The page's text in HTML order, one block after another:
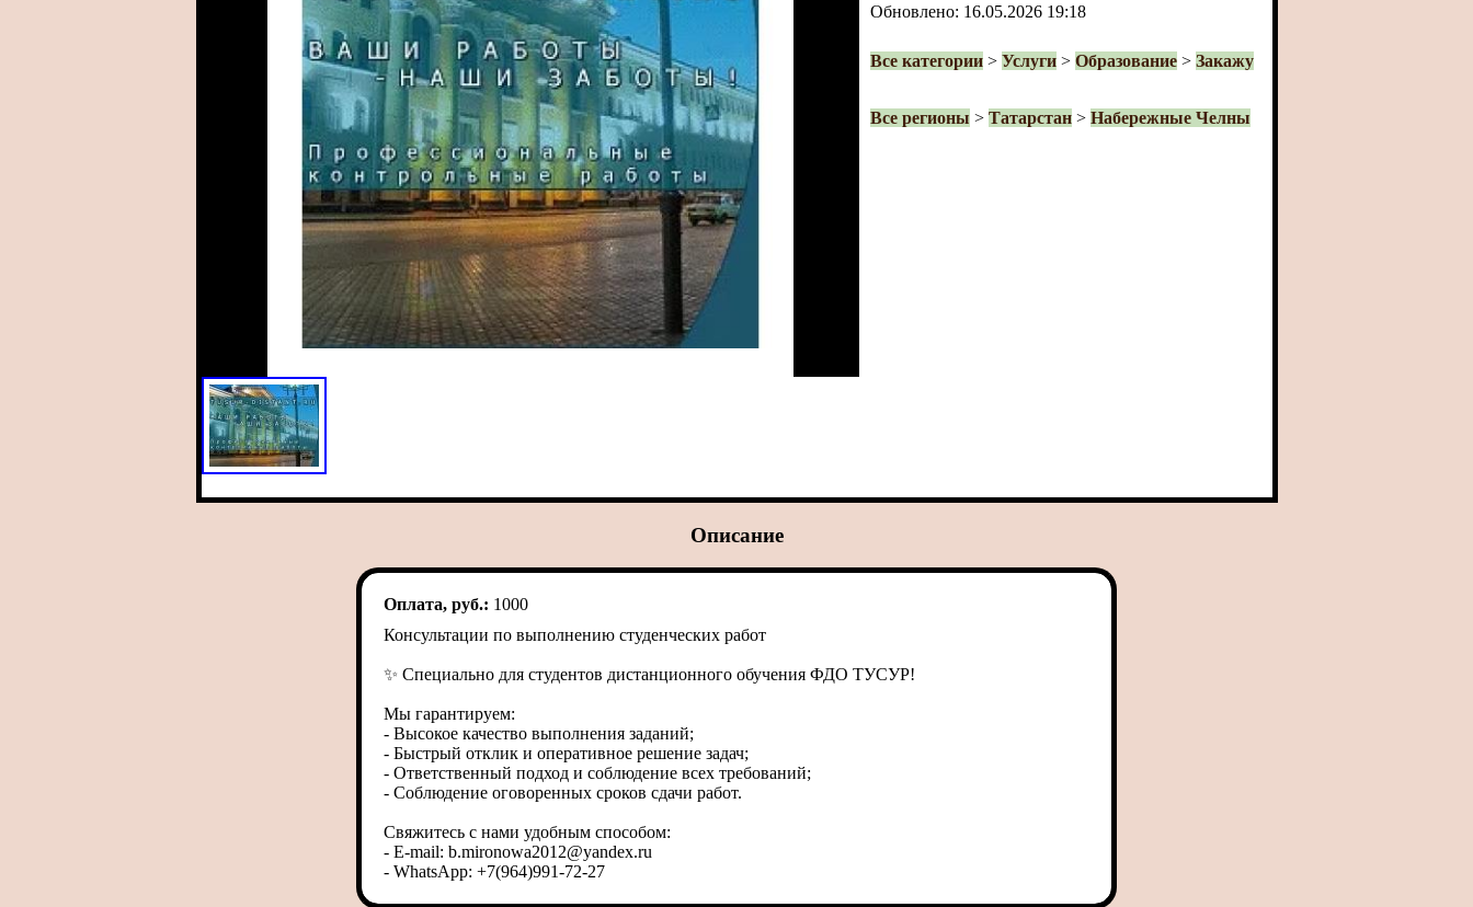
Обновлено: 16.05.2026 19:18
Все категории> Услуги> Образование> Закажу
Все регионы > Татарстан> Набережные Челны
Описание
Оплата, руб.: 1000
Консультации по выполнению студенческих работ
✨ Специально для студентов дистанционного обучения ФДО ТУСУР!
Мы гарантируем:
- Высокое качество выполнения заданий;
- Быстрый отклик и оперативное решение задач;
- Ответственный подход и соблюдение всех требований;
- Соблюдение оговоренных сроков сдачи работ.
Свяжитесь с нами удобным способом:
- E-mail: b.mironowa2012@yandex.ru
- WhatsApp: +7(964)991-72-27